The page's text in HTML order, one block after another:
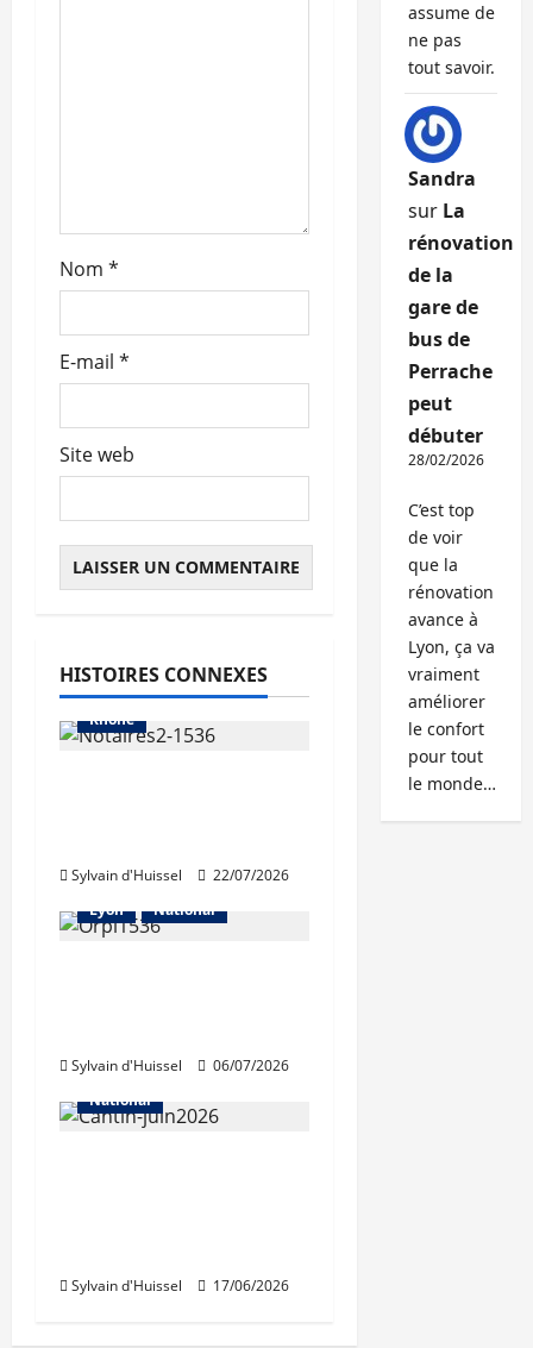
l
Nom *
E-mail *
Site web
HISTOIRES CONNEXES
Abonnés
Métropole de Lyon
Rhône
Sylvain d'Huissel 22/07/2026
Abonnés
Les prix
Lyon
National
Sylvain d'Huissel 06/07/2026
Abonnés
Les prix
National
Sylvain d'Huissel 17/06/2026
assume de
ne pas
tout savoir.
Sandra
sur La
rénovation
de la
gare de
bus de
Perrache
peut
débuter
28/02/2026
C’est top
de voir
que la
rénovation
avance à
Lyon, ça va
vraiment
améliorer
le confort
pour tout
le monde…